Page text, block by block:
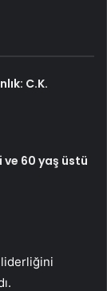
C.K.
ve 60 yaş üstü
liderliğini